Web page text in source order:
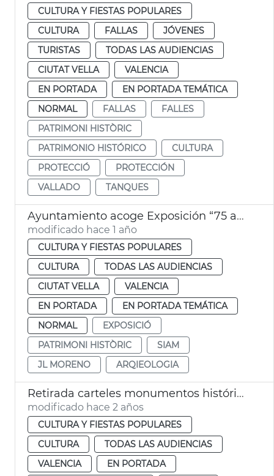
CULTURA Y FIESTAS POPULARES
CULTURA
FALLAS
JÓVENES
TURISTAS
TODAS LAS AUDIENCIAS
CIUTAT VELLA
VALENCIA
EN PORTADA
EN PORTADA TEMÁTICA
NORMAL
FALLAS
FALLES
PATRIMONI HISTÒRIC
PATRIMONIO HISTÓRICO
CULTURA
PROTECCIÓ
PROTECCIÓN
VALLADO
TANQUES
Ayuntamiento acoge Exposición “75 anys, 75 peces. Una mirada a la història del SIAM”
modificado hace 1 año
CULTURA Y FIESTAS POPULARES
CULTURA
TODAS LAS AUDIENCIAS
CIUTAT VELLA
VALENCIA
EN PORTADA
EN PORTADA TEMÁTICA
NORMAL
EXPOSICIÓ
PATRIMONI HISTÒRIC
SIAM
JL MORENO
ARQIEOLOGIA
Retirada carteles monumentos históricos
modificado hace 2 años
CULTURA Y FIESTAS POPULARES
CULTURA
TODAS LAS AUDIENCIAS
VALENCIA
EN PORTADA